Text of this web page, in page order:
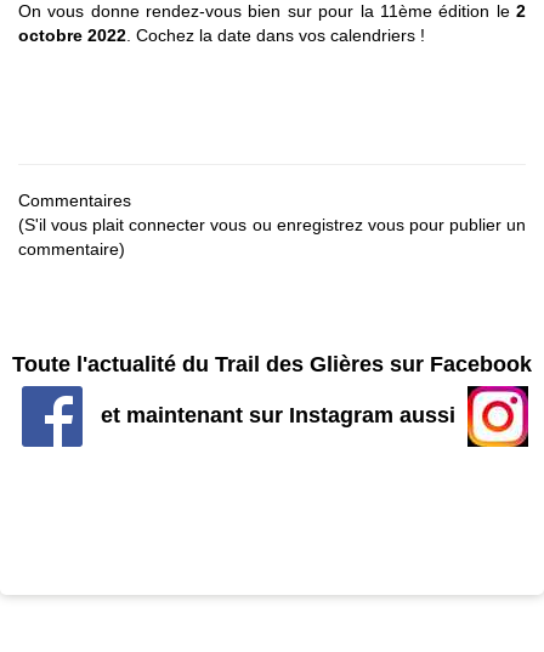
On vous donne rendez-vous bien sur pour la 11ème édition le 2
octobre 2022 . Cochez la date dans vos calendriers !
Commentaires
(S'il vous plait connecter vous ou enregistrez vous pour publier un
commentaire)
Toute l'actualité du Trail des Glières sur Facebook
et maintenant sur Instagram aussi